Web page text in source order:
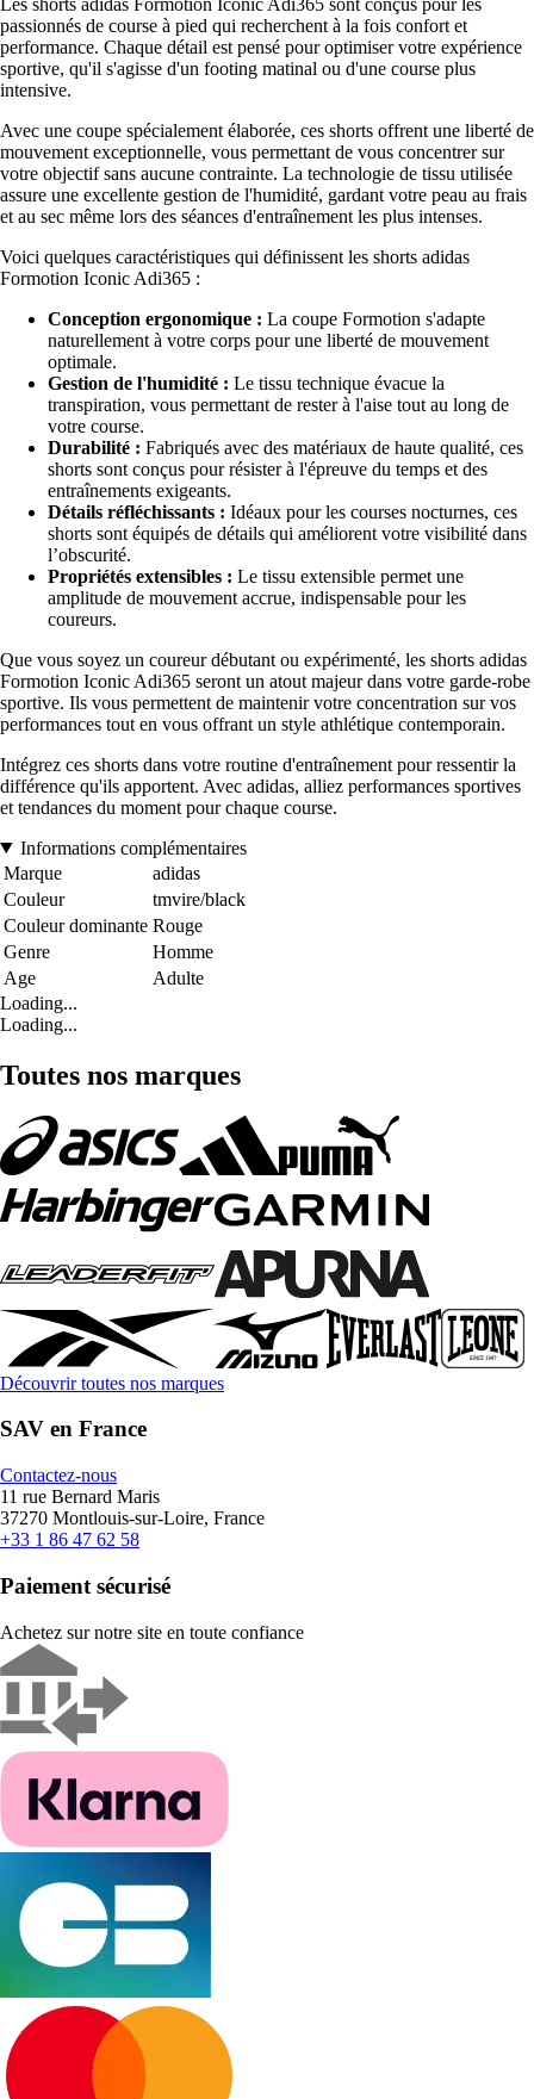
passionnés de course à pied qui recherchent à la fois confort et
performance. Chaque détail est pensé pour optimiser votre expérience
sportive, qu'il s'agisse d'un footing matinal ou d'une course plus
intensive.
Avec une coupe spécialement élaborée, ces shorts offrent une liberté de
mouvement exceptionnelle, vous permettant de vous concentrer sur
votre objectif sans aucune contrainte. La technologie de tissu utilisée
assure une excellente gestion de l'humidité, gardant votre peau au frais
et au sec même lors des séances d'entraînement les plus intenses.
Voici quelques caractéristiques qui définissent les shorts adidas
Formotion Iconic Adi365 :
Conception ergonomique : La coupe Formotion s'adapte
naturellement à votre corps pour une liberté de mouvement
optimale.
Gestion de l'humidité : Le tissu technique évacue la
transpiration, vous permettant de rester à l'aise tout au long de
votre course.
Durabilité : Fabriqués avec des matériaux de haute qualité, ces
shorts sont conçus pour résister à l'épreuve du temps et des
entraînements exigeants.
Détails réfléchissants : Idéaux pour les courses nocturnes, ces
shorts sont équipés de détails qui améliorent votre visibilité dans
l’obscurité.
Propriétés extensibles : Le tissu extensible permet une
amplitude de mouvement accrue, indispensable pour les
coureurs.
Que vous soyez un coureur débutant ou expérimenté, les shorts adidas
Formotion Iconic Adi365 seront un atout majeur dans votre garde-robe
sportive. Ils vous permettent de maintenir votre concentration sur vos
performances tout en vous offrant un style athlétique contemporain.
Intégrez ces shorts dans votre routine d'entraînement pour ressentir la
différence qu'ils apportent. Avec adidas, alliez performances sportives
et tendances du moment pour chaque course.
Informations complémentaires
Marque
adidas
Couleur
tmvire/black
Couleur dominante Rouge
Genre
Homme
Age
Adulte
Loading...
Loading...
Toutes nos marques
Découvrir toutes nos marques
SAV en France
Contactez-nous
11 rue Bernard Maris
37270 Montlouis-sur-Loire, France
+33 1 86 47 62 58
Paiement sécurisé
Achetez sur notre site en toute confiance